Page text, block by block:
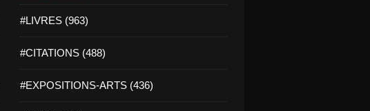
#LIVRES (963)
#CITATIONS (488)
#EXPOSITIONS-ARTS (436)